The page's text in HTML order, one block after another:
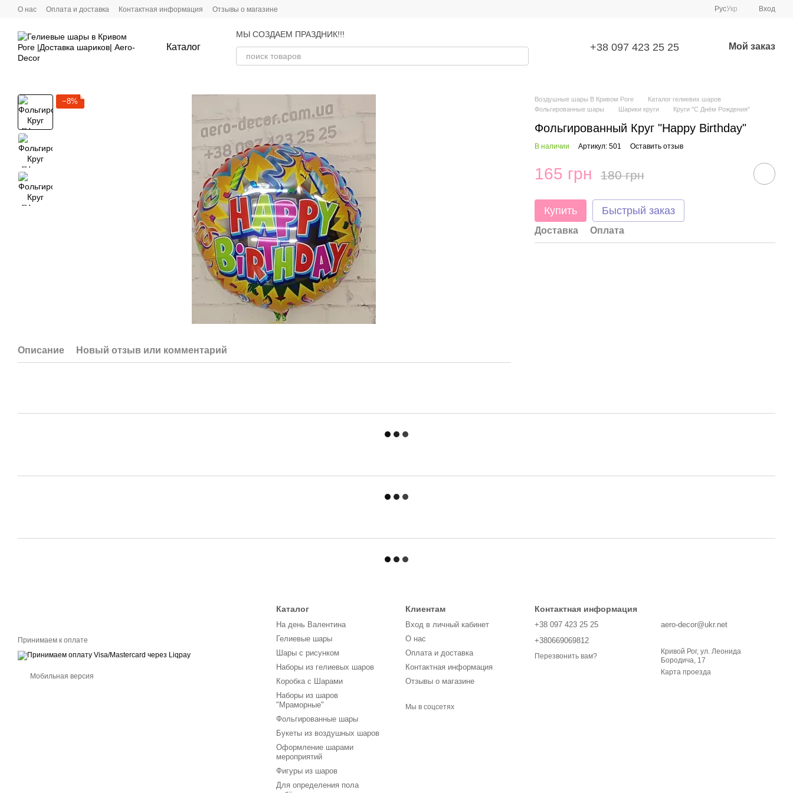
Перейти к основному контенту
О нас Оплата и доставка Контактная информация Отзывы о магазине РусУкр Вход
Каталог
МЫ СОЗДАЕМ ПРАЗДНИК!!!
+38 097 423 25 25 Мой заказ
−8%
Описание Новый отзыв или комментарий
Воздушные шары В Кривом Роге
Каталог гелиевих шаров
Фольгированные шары
Шарики круги Круги "С Днём Рождения"
Фольгированный Круг "Happy Birthday"
В наличии Артикул: 501 Оставить отзыв
165 грн 180 грн
Купить Быстрый заказ
Доставка Оплата
Принимаем к оплате
Мобильная версия
Каталог
На день Валентина
Гелиевые шары
Шары с рисунком
Наборы из гелиевых шаров
Коробка с Шарами
Наборы из шаров
"Мраморные"
Фольгированные шары
Букеты из воздушных шаров
Оформление шарами
мероприятий
Фигуры из шаров
Для определения пола
Клиентам
Вход в личный кабинет
О нас
Оплата и доставка
Контактная информация
Отзывы о магазине
Мы в соцсетях
Контактная информация
+38 097 423 25 25
+380669069812
Перезвонить вам?
aero-decor@ukr.net
Кривой Рог, ул. Леонида
Бородича, 17
Карта проезда